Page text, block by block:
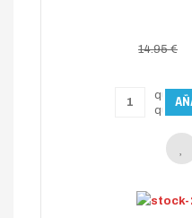
14.95 €